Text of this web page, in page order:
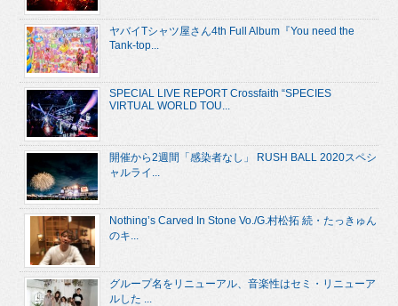
ヤバイTシャツ屋さん4th Full Album『You need the
Tank-top...
SPECIAL LIVE REPORT Crossfaith “SPECIES
VIRTUAL WORLD TOU...
開催から2週間「感染者なし」 RUSH BALL 2020スペシ
ャルライ...
Nothing’s Carved In Stone Vo./G.村松拓 続・たっきゅん
のキ...
グループ名をリニューアル、音楽性はセミ・リニューア
ルした ...